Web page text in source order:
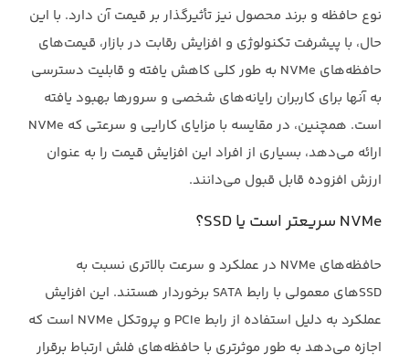
نوع حافظه و برند محصول نیز تأثیرگذار بر قیمت آن دارد. با این
حال، با ‏پیشرفت تکنولوژی و افزایش رقابت در بازار، قیمت‌های
حافظه‌های ‏NVMe‏ به طور کلی کاهش یافته و ‏قابلیت دسترسی
به آنها برای کاربران رایانه‌های شخصی و سرورها بهبود یافته
ارائه می‌دهد، بسیاری از افراد این افزایش قیمت را به عنوان
ارزش ‏افزوده قابل قبول می‌دانند.‏
NVMe‏ سریعتر است یا ‏SSD؟
حافظه‌های ‏NVMe‏ در عملکرد و سرعت بالاتری نسبت به
‏SSDهای معمولی با رابط ‏SATA‏ برخوردار ‏هستند. این افزایش
عملکرد به دلیل استفاده از رابط ‏PCIe‏ و پروتکل ‏NVMe‏ است که
اجازه می‌دهد به ‏طور موثر‌تری با حافظه‌های فلش ارتباط برقرار